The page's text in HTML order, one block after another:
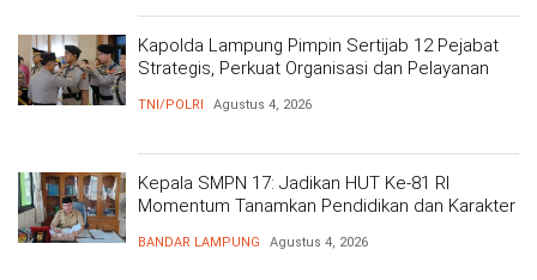
Kapolda Lampung Pimpin Sertijab 12 Pejabat
Strategis, Perkuat Organisasi dan Pelayanan
TNI/POLRI Agustus 4, 2026
Kepala SMPN 17: Jadikan HUT Ke-81 RI
Momentum Tanamkan Pendidikan dan Karakter
BANDAR LAMPUNG Agustus 4, 2026